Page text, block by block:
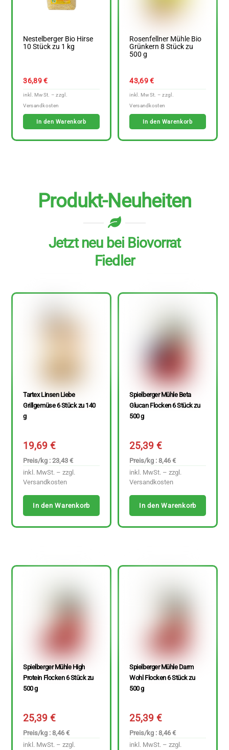
Nestelberger Bio Hirse
10 Stück zu 1 kg
36,89€
In den Warenkorb
Rosenfellner Mühle Bio
Grünkern 8 Stück zu
500 g
43,69€
In den Warenkorb
Produkt-Neuheiten
Jetzt neu bei Biovorrat
Fiedler
Tartex Linsen Liebe
Grillgemüse 6 Stück zu 140
g
19,69€
Preis/kg : 23,43 €
inkl. MwSt. – zzgl.
Versandkosten
In den Warenkorb
Spielberger Mühle Beta
Glucan Flocken 6 Stück zu
500 g
25,39€
Preis/kg : 8,46 €
inkl. MwSt. – zzgl.
Versandkosten
In den Warenkorb
Spielberger Mühle High
Protein Flocken 6 Stück zu
500 g
25,39€
Preis/kg : 8,46 €
inkl. MwSt. – zzgl.
Spielberger Mühle Darm
Wohl Flocken 6 Stück zu
500 g
25,39€
Preis/kg : 8,46 €
inkl. MwSt. – zzgl.